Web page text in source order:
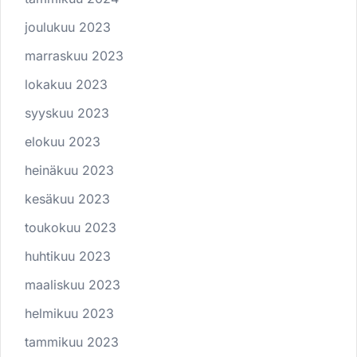
joulukuu 2023
marraskuu 2023
lokakuu 2023
syyskuu 2023
elokuu 2023
heinäkuu 2023
kesäkuu 2023
toukokuu 2023
huhtikuu 2023
maaliskuu 2023
helmikuu 2023
tammikuu 2023